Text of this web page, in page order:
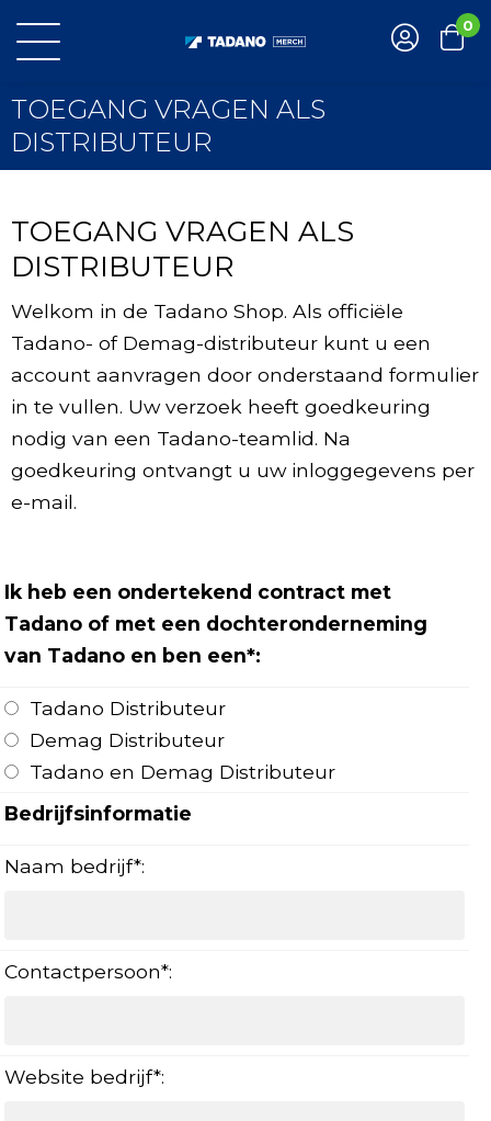
0
TOEGANG VRAGEN ALS
DISTRIBUTEUR
TOEGANG VRAGEN ALS
DISTRIBUTEUR
Welkom in de Tadano Shop. Als officiële
Tadano- of Demag-distributeur kunt u een
account aanvragen door onderstaand formulier
in te vullen. Uw verzoek heeft goedkeuring
nodig van een Tadano-teamlid. Na
goedkeuring ontvangt u uw inloggegevens per
e-mail.
Ik heb een ondertekend contract met
Tadano of met een dochteronderneming
van Tadano en ben een*:
Tadano Distributeur
Demag Distributeur
Tadano en Demag Distributeur
Bedrijfsinformatie
Naam bedrijf*:
Contactpersoon*:
Website bedrijf*: